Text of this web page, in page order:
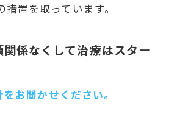
置を取っています。
係なくして治療はスター
お聞かせください。